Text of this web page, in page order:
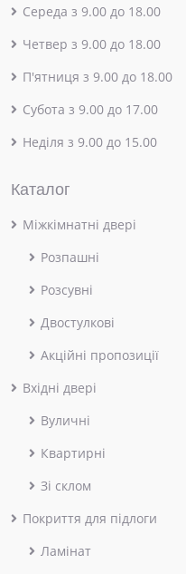
Середа з 9.00 до 18.00
Четвер з 9.00 до 18.00
П'ятниця з 9.00 до 18.00
Субота з 9.00 до 17.00
Неділя з 9.00 до 15.00
Каталог
Міжкімнатні двері
Розпашні
Розсувні
Двостулкові
Акційні пропозиції
Вхідні двері
Вуличні
Квартирні
Зі склом
Покриття для підлоги
Ламінат